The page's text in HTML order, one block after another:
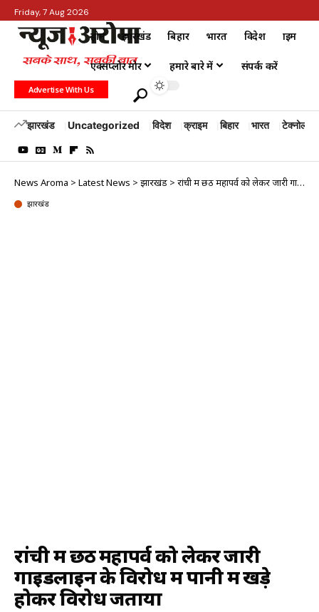
Friday, 7 Aug 2026
होम झारखंड बिहार भारत विदेश क्राइम
एक्सप्लोर मोर हमारे बारे में संपर्क करें
Advertise With Us
झारखंड Uncategorized विदेश क्राइम बिहार भारत टेक्नोलॉजी
News Aroma > Latest News > झारखंड > रांची में छठ महापर्व को लेकर जारी गाइडलाइन के विरोध में पानी में खड़े होकर विरोध जताया
झारखंड
रांची में छठ महापर्व को लेकर जारी
गाइडलाइन के विरोध में पानी में खड़े
होकर विरोध जताया